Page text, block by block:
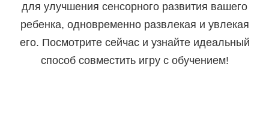
для улучшения сенсорного развития вашего
ребенка, одновременно развлекая и увлекая
его. Посмотрите сейчас и узнайте идеальный
способ совместить игру с обучением!